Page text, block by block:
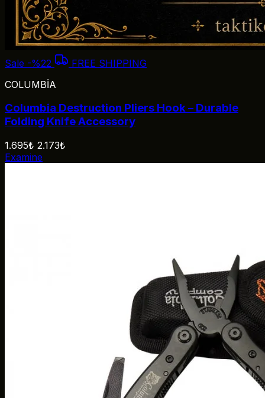
Sale -%22
FREE SHIPPING
COLUMBİA
Columbia Destruction Pliers Hook – Durable
Folding Knife Accessory
1.695₺ 2.173₺
Examine